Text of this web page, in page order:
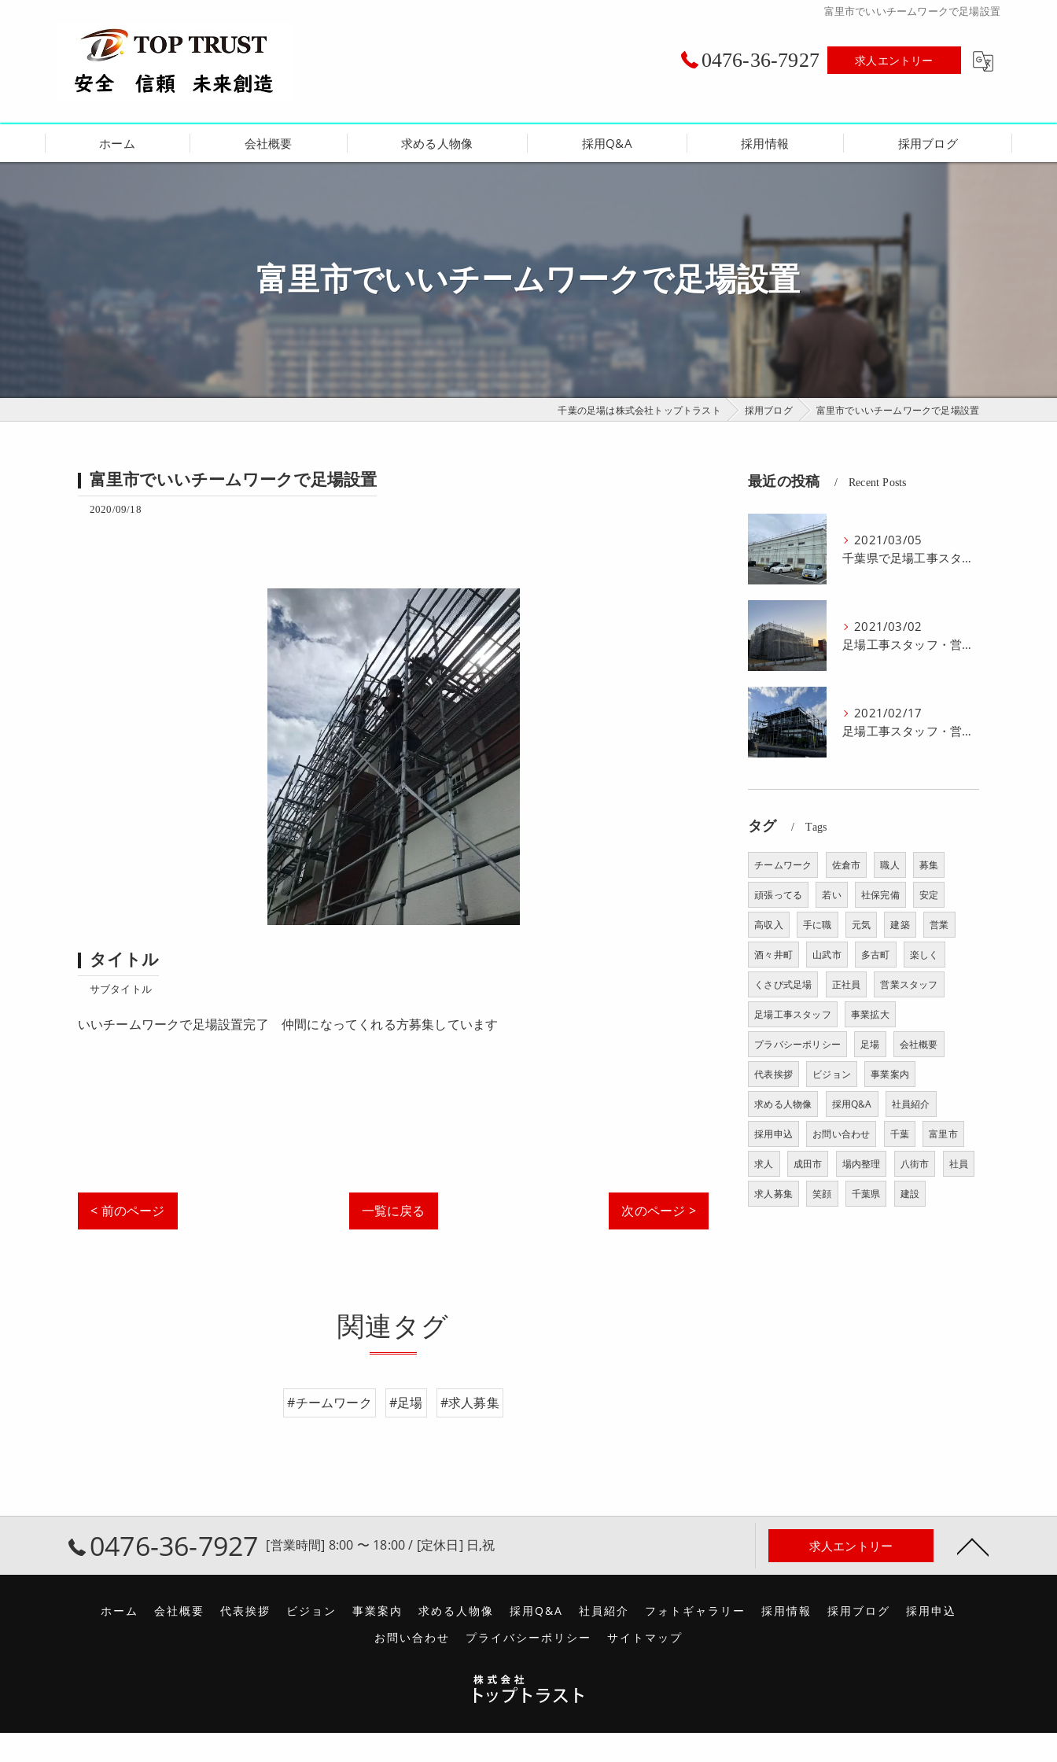
富里市でいいチームワークで足場設置
0476-36-7927 求人エントリー
ホーム 会社概要 求める人物像 採用Q&A 採用情報 採用ブログ
富里市でいいチームワークで足場設置
千葉の足場は株式会社トップトラスト 採用ブログ 富里市でいいチームワークで足場設置
富里市でいいチームワークで足場設置
2020/09/18
タイトル
サブタイトル
いいチームワークで足場設置完了 仲間になってくれる方募集しています
< 前のページ 一覧に戻る 次のページ >
関連タグ
#チームワーク #足場 #求人募集
最近の投稿 Recent Posts
2021/03/05
千葉県で足場工事スタッフ・営業スタッフの求人募集をおこなってます。
2021/03/02
足場工事スタッフ・営業スタッフの求人募集をおこなってます。
2021/02/17
足場工事スタッフ・営業スタッフの求人募集をおこなってます。
タグ Tags
チームワーク 佐倉市 職人 募集
頑張ってる 若い 社保完備 安定
高収入 手に職 元気 建築 営業
酒々井町 山武市 多古町 楽しく
くさび式足場 正社員 営業スタッフ
足場工事スタッフ 事業拡大
プラバシーポリシー 足場 会社概要
代表挨拶 ビジョン 事業案内
求める人物像 採用Q&A 社員紹介
採用申込 お問い合わせ 千葉 富里市
求人 成田市 場内整理 八街市 社員
求人募集 笑顔 千葉県 建設
0476-36-7927 [営業時間] 8:00 〜 18:00 / [定休日] 日,祝 求人エントリー
ホーム 会社概要 代表挨拶 ビジョン 事業案内 求める人物像 採用Q&A 社員紹介 フォトギャラリー 採用情報 採用ブログ
採用申込
お問い合わせ
プライバシーポリシー サイトマップ